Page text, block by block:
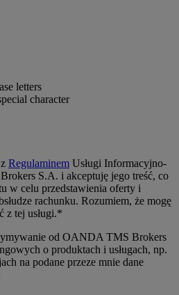
letters
character
Regulaminem Usługi Informacyjno-
S.A. i akceptuję jego treść, co
w celu przedstawienia oferty i
rachunku. Rozumiem, że mogę
z tej usługi.*
od OANDA TMS Brokers
o produktach i usługach, np.
na podane przeze mnie dane